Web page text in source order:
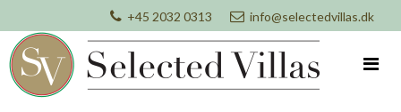
+45 2032 0313 info@selectedvillas.dk